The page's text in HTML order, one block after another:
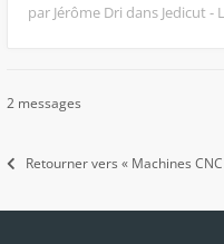
par Jérôme Dri dans Jedicut -
2 messages
Retourner vers « Machines